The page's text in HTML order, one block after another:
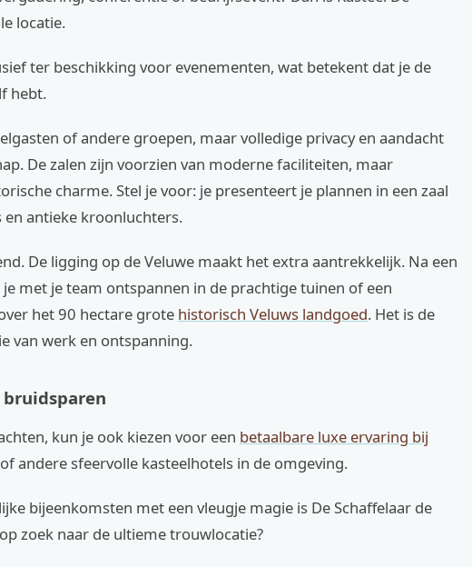
locatie.
ter beschikking voor evenementen, wat betekent dat je de
hebt.
of andere groepen, maar volledige privacy en aandacht
De zalen zijn voorzien van moderne faciliteiten, maar
charme. Stel je voor: je presenteert je plannen in een zaal
antieke kroonluchters.
De ligging op de Veluwe maakt het extra aantrekkelijk. Na een
met je team ontspannen in de prachtige tuinen of een
het 90 hectare grote historisch Veluws landgoed. Het is de
van werk en ontspanning.
kun je ook kiezen voor een betaalbare luxe ervaring bij
andere sfeervolle kasteelhotels in de omgeving.
bijeenkomsten met een vleugje magie is De Schaffelaar de
zoek naar de ultieme trouwlocatie?